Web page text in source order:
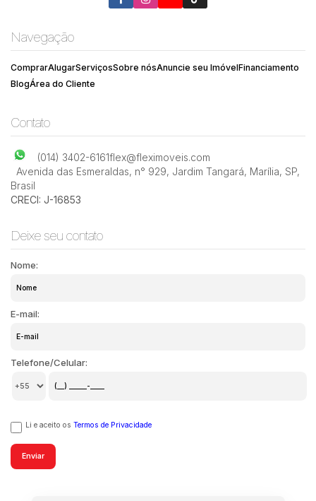
Navegação
ComprarAlugarServiçosSobre nósAnuncie seu ImóvelFinanciamento
BlogÁrea do Cliente
Contato
(014) 3402-6161flex@fleximoveis.com
Avenida das Esmeraldas, n° 929, Jardim Tangará, Marília, SP,
Brasil
CRECI: J-16853
Deixe seu contato
Nome:
E-mail:
Telefone/Celular:
Li e aceito os Termos de Privacidade